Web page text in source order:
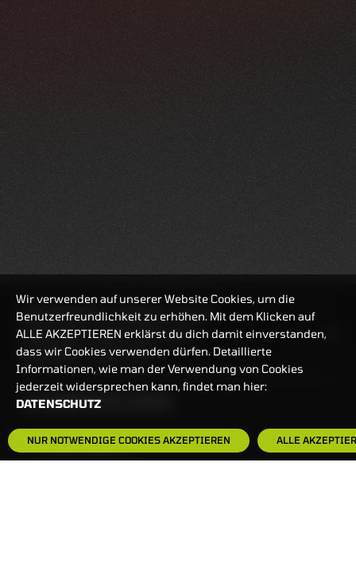
BANKEINSTELLUNGEN
HÄUFIG GESUCHT:
REALTIMEKURSE 07.08.2026
11:27:56
HANDELSZEIT
MO-FR: 7:30-23 UHR
ZERTIFIKATE
8:00-22 UHR
Wir verwenden auf unserer Website Cookies, um die
Benutzerfreundlichkeit zu erhöhen. Mit dem Klicken auf
ALLE AKZEPTIEREN erklärst du dich damit einverstanden,
dass wir Cookies verwenden dürfen. Detaillierte
Informationen, wie man der Verwendung von Cookies
jederzeit widersprechen kann, findet man hier:
DATENSCHUTZ
NUR NOTWENDIGE COOKIES AKZEPTIEREN ALLE